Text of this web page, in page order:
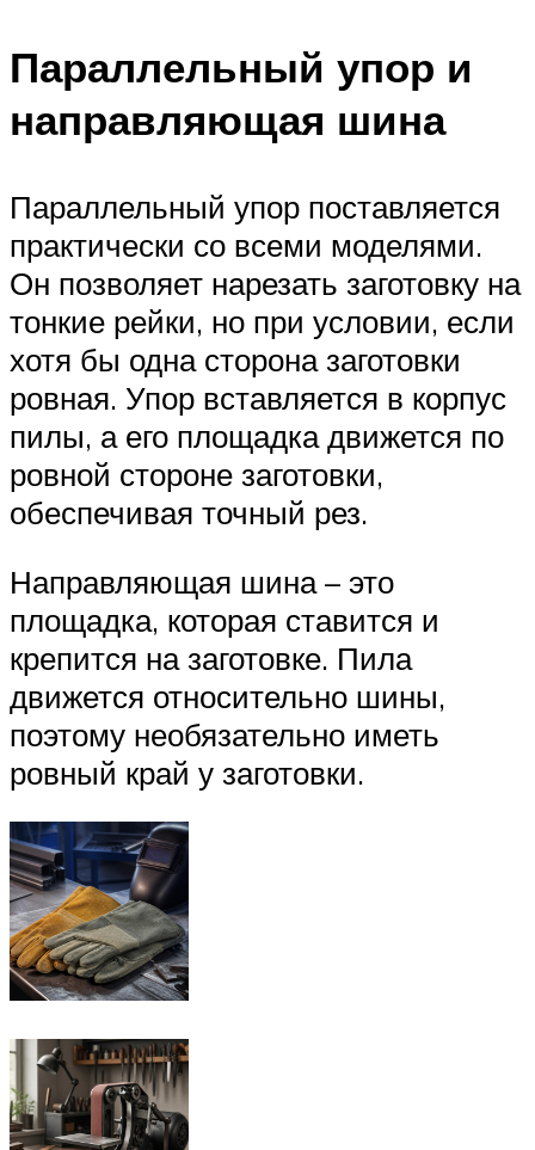
Параллельный упор и
направляющая шина
Параллельный упор поставляется
практически со всеми моделями.
Он позволяет нарезать заготовку на
тонкие рейки, но при условии, если
хотя бы одна сторона заготовки
ровная. Упор вставляется в корпус
пилы, а его площадка движется по
ровной стороне заготовки,
обеспечивая точный рез.
Направляющая шина – это
площадка, которая ставится и
крепится на заготовке. Пила
движется относительно шины,
поэтому необязательно иметь
ровный край у заготовки.